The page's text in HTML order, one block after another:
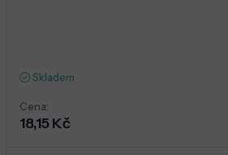
Skladem
Cena:
18,15 Kč